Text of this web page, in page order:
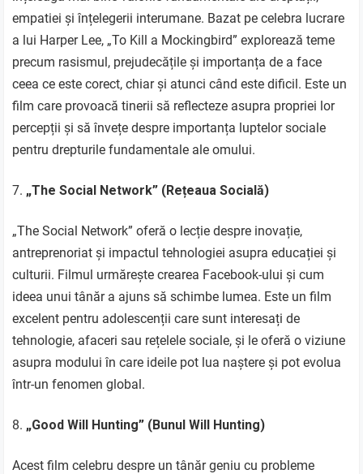
empatiei și înțelegerii interumane. Bazat pe celebra lucrare
a lui Harper Lee, „To Kill a Mockingbird” explorează teme
precum rasismul, prejudecățile și importanța de a face
ceea ce este corect, chiar și atunci când este dificil. Este un
film care provoacă tinerii să reflecteze asupra propriei lor
percepții și să învețe despre importanța luptelor sociale
pentru drepturile fundamentale ale omului.
„The Social Network” (Rețeaua Socială)
„The Social Network” oferă o lecție despre inovație,
antreprenoriat și impactul tehnologiei asupra educației și
culturii. Filmul urmărește crearea Facebook-ului și cum
ideea unui tânăr a ajuns să schimbe lumea. Este un film
excelent pentru adolescenții care sunt interesați de
tehnologie, afaceri sau rețelele sociale, și le oferă o viziune
asupra modului în care ideile pot lua naștere și pot evolua
într-un fenomen global.
„Good Will Hunting” (Bunul Will Hunting)
Acest film celebru despre un tânăr geniu cu probleme